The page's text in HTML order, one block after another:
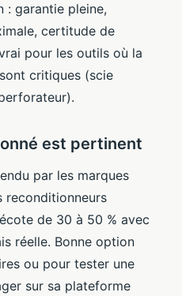
: garantie pleine,
certitude de
pour les outils où la
critiques (scie
est pertinent
par les marques
reconditionneurs
de 30 à 50 % avec
réelle. Bonne option
ou pour tester une
sur sa plateforme